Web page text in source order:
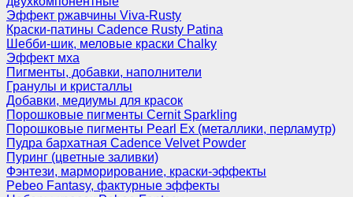
Эффект ржавчины Viva-Rusty
Краски-патины Cadence Rusty Patina
Шебби-шик, меловые краски Chalky
Эффект мха
Пигменты, добавки, наполнители
Гранулы и кристаллы
Добавки, медиумы для красок
Порошковые пигменты Cernit Sparkling
Порошковые пигменты Pearl Ex (металлики, перламутр)
Пудра бархатная Cadence Velvet Powder
Пуринг (цветные заливки)
Фэнтези, марморирование, краски-эффекты
Pebeo Fantasy, фактурные эффекты